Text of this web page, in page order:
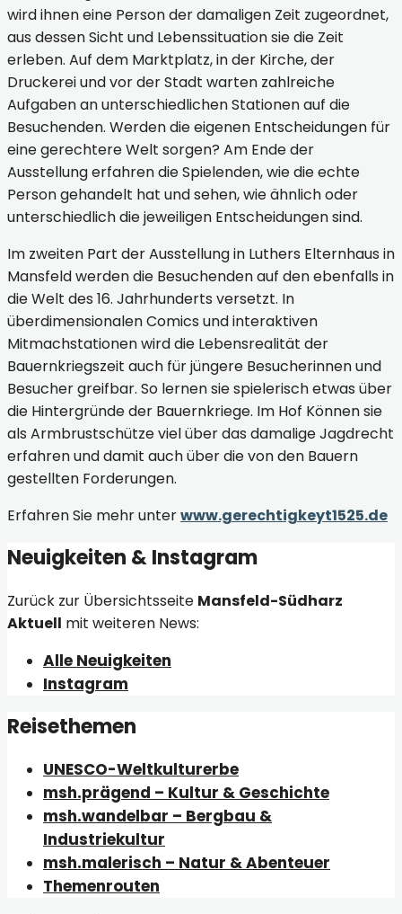
wird ihnen eine Person der damaligen Zeit zugeordnet,
aus dessen Sicht und Lebenssituation sie die Zeit
erleben. Auf dem Marktplatz, in der Kirche, der
Druckerei und vor der Stadt warten zahlreiche
Aufgaben an unterschiedlichen Stationen auf die
Besuchenden. Werden die eigenen Entscheidungen für
eine gerechtere Welt sorgen? Am Ende der
Ausstellung erfahren die Spielenden, wie die echte
Person gehandelt hat und sehen, wie ähnlich oder
unterschiedlich die jeweiligen Entscheidungen sind.
Im zweiten Part der Ausstellung in Luthers Elternhaus in
Mansfeld werden die Besuchenden auf den ebenfalls in
die Welt des 16. Jahrhunderts versetzt. In
überdimensionalen Comics und interaktiven
Mitmachstationen wird die Lebensrealität der
Bauernkriegszeit auch für jüngere Besucherinnen und
Besucher greifbar. So lernen sie spielerisch etwas über
die Hintergründe der Bauernkriege. Im Hof Können sie
als Armbrustschütze viel über das damalige Jagdrecht
erfahren und damit auch über die von den Bauern
gestellten Forderungen.
Erfahren Sie mehr unterwww.gerechtigkeyt1525.de
Neuigkeiten & Instagram
Zurück zur Übersichtsseite Mansfeld-Südharz
Aktuell mit weiteren News:
Alle Neuigkeiten
Instagram
Reisethemen
UNESCO-Weltkulturerbe
msh.prägend – Kultur & Geschichte
msh.wandelbar – Bergbau &
Industriekultur
msh.malerisch – Natur & Abenteuer
Themenrouten